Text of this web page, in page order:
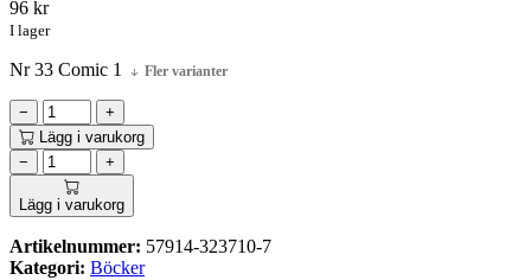
96 kr
I lager
Nr 33 Comic 1 Fler varianter
−
+
Lägg i varukorg
−
+
Lägg i varukorg
Artikelnummer: 57914-323710-7
Kategori: Böcker